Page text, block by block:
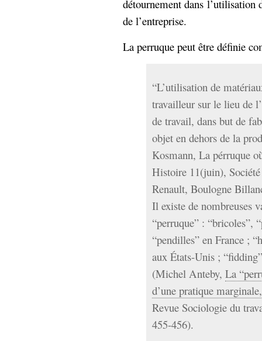
détournement dans l’utilisation
de l’entreprise.
La perruque peut être définie
“L’utilisation de
travailleur sur le lieu de
de travail, dans but de
objet en dehors de la
Kosmann, La pérruque
Histoire 11(juin),
Renault, Boulogne
Il existe de nombreuses
“perruque” : “bricoles”,
“pendilles” en France ;
aux États-Unis ;
(Michel Anteby, La
d’une pratique
Revue Sociologie du
455-456).